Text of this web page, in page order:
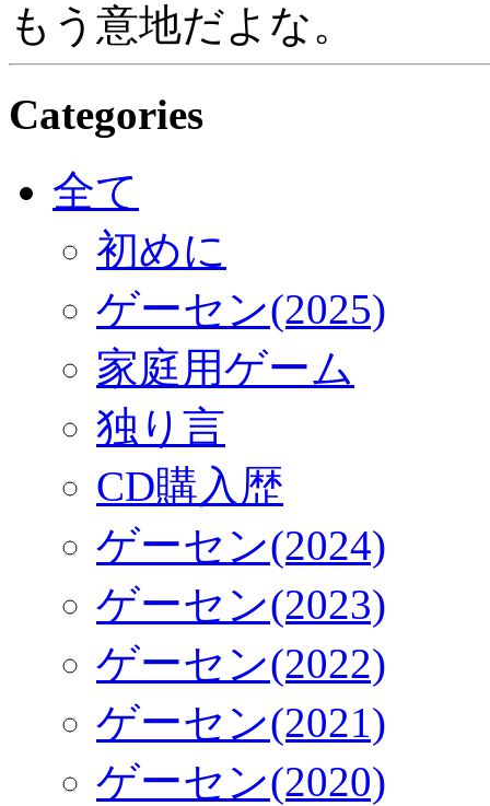
もう意地だよな。
Categories
全て
初めに
ゲーセン(2025)
家庭用ゲーム
独り言
CD購入歴
ゲーセン(2024)
ゲーセン(2023)
ゲーセン(2022)
ゲーセン(2021)
ゲーセン(2020)